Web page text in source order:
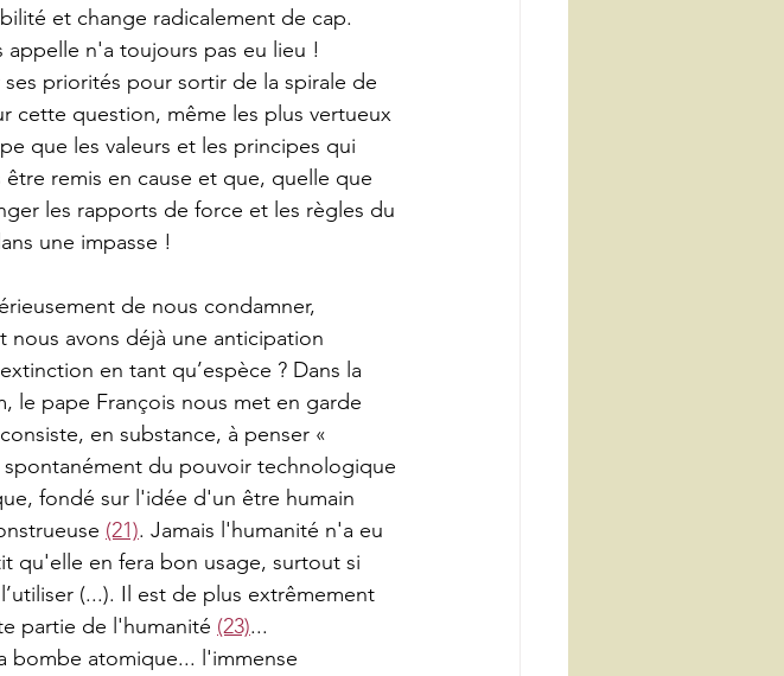
et change radicalement de cap.
appelle n'a toujours pas eu lieu !
priorités pour sortir de la spirale de
cette question, même les plus vertueux
que les valeurs et les principes qui
remis en cause et que, quelle que
les rapports de force et les règles du
une impasse !
de nous condamner,
avons déjà une anticipation
en tant qu’espèce ? Dans la
le pape François nous met en garde
en substance, à penser «
du pouvoir technologique
fondé sur l'idée d'un être humain
(21). Jamais l'humanité n'a eu
qu'elle en fera bon usage, surtout si
(...). Il est de plus extrêmement
partie de l'humanité (23)...
bombe atomique... l'immense